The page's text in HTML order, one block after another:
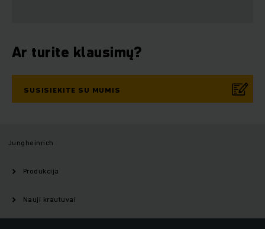
Ar turite klausimų?
SUSISIEKITE SU MUMIS
Jungheinrich
Produkcija
Nauji krautuvai